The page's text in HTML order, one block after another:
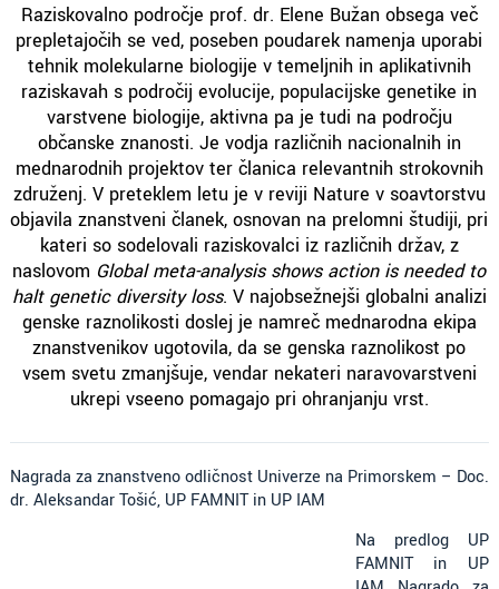
Raziskovalno področje prof. dr. Elene Bužan obsega več
prepletajočih se ved, poseben poudarek namenja uporabi
tehnik molekularne biologije v temeljnih in aplikativnih
raziskavah s področij evolucije, populacijske genetike in
varstvene biologije, aktivna pa je tudi na področju
občanske znanosti. Je vodja različnih nacionalnih in
mednarodnih projektov ter članica relevantnih strokovnih
združenj. V preteklem letu je v reviji Nature v soavtorstvu
objavila znanstveni članek, osnovan na prelomni študiji, pri
kateri so sodelovali raziskovalci iz različnih držav, z
naslovom Global meta-analysis shows action is needed to
halt genetic diversity loss. V najobsežnejši globalni analizi
genske raznolikosti doslej je namreč mednarodna ekipa
znanstvenikov ugotovila, da se genska raznolikost po
vsem svetu zmanjšuje, vendar nekateri naravovarstveni
ukrepi vseeno pomagajo pri ohranjanju vrst.
Nagrada za znanstveno odličnost Univerze na Primorskem – Doc.
dr. Aleksandar Tošić, UP FAMNIT in UP IAM
Na predlog UP
FAMNIT in UP